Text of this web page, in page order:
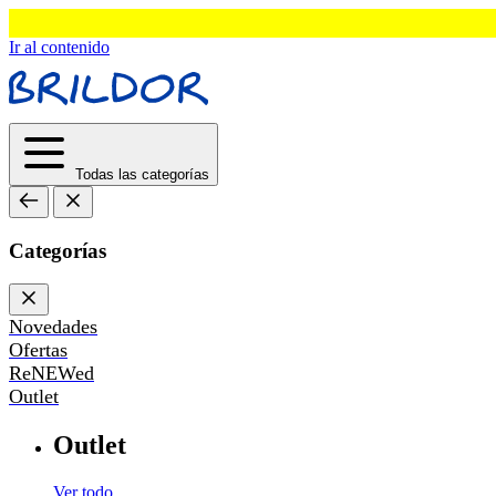
Ir al contenido
Todas las categorías
Categorías
Novedades
Ofertas
ReNEWed
Outlet
Outlet